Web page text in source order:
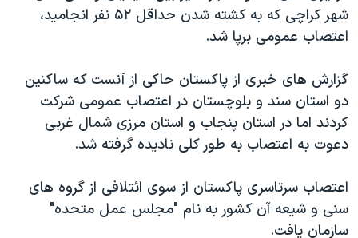
ویدیوها
فرهنگ و زندگی
حقوق شهروندی
اقتصادی
علم و فناوری
گالری عکس
آرشیو پخش زنده
بایگانی برنامه‌های تلویزیونی
مستندها
انتخابات ریاست جمهوری آمریکا ۲۰۲۴
حمله جمهوری اسلامی به اسرائیل
رمز مهسا
اعتراضات زن، زندگی، آزادی
مجموعه مستندهای دادخواهی
دنبال کنید
زبانهای مختلف
شهر کراچی که به کشته شدن حداقل ۵۲ نفر انجاميد،
اعتصاب عمومی برپا شد.
گزارش های خبری از پاکستان حاکی از آنست که ساکنين
دو استان سند و بلوچستان در اعتصاب عمومی شرکت
کردند اما در استان پنجاب و استان مرزی شمال غربی
دعوت به اعتصاب به طور کلی ناديده گرفته شد.
اعتصاب سرتاسری پاکستان از سوی ائتلافی از گروه های
سنی و شيعه آن کشور به نام "مجلس عمل متحده"
سازمان يافت.